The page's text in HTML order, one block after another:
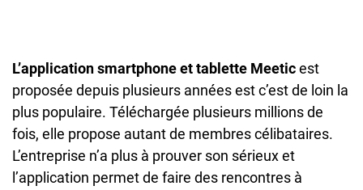
L’application smartphone et tablette Meeticest
proposée depuis plusieurs années est c’est de loin la
plus populaire. Téléchargée plusieurs millions de
fois, elle propose autant de membres célibataires.
L’entreprise n’a plus à prouver son sérieux et
l’application permet de faire des rencontres à